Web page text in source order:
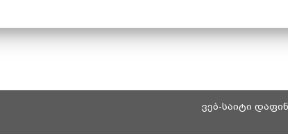
ვებ-საიტი